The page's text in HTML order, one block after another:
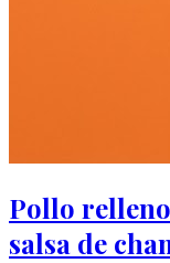
Pollo
salsa de